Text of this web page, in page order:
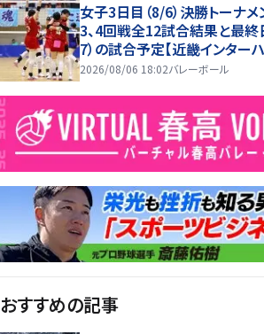
女子3日目（8/6）決勝トーナメ
3、4回戦全12試合結果と最終
7）の試合予定【近畿インター
26】
2026/08/06 18:02バレーボール
おすすめの記事